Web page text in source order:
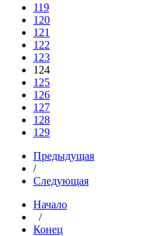
119
120
121
122
123
124
125
126
127
128
129
Предыдущая
/
Следующая
Начало
/
Конец